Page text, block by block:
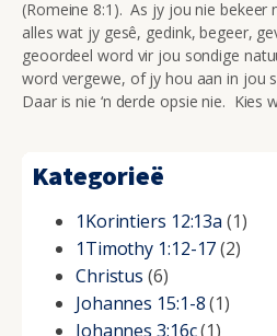
(Romeine 8:1). As jy jou nie bekeer
alles wat jy gesê, gedink, begeer,
geoordeel word vir jou sondige
word vergewe, of jy hou aan in jou
Daar is nie ‘n derde opsie nie. Kies
Kategorieë
1Korintiers 12:13a (1)
1Timothy 1:12-17(2)
Christus (6)
Johannes 15:1-8(1)
Johannes 3:16c(1)